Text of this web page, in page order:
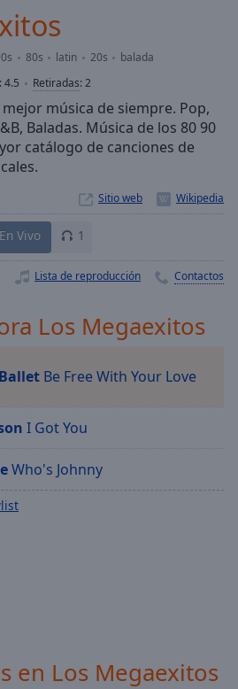
80s latin 20s
balada
4.5 Retiradas:2
música de siempre. Pop,
Baladas. Música de los 80 90
catálogo de canciones de
Sitio web
En Vivo 1
Lista de reproducción Contactos
Los Megaexitos
Be Free With Your Love
I Got You
Who's Johnny
en Los Megaexitos